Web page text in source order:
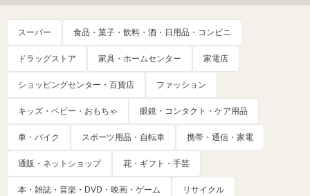
スーパー 食品・菓子・飲料・酒・日用品・コンビニ
ドラッグストア 家具・ホームセンター 家電店
ショッピングセンター・百貨店 ファッション
キッズ・ベビー・おもちゃ 眼鏡・コンタクト・ケア用品
車・バイク スポーツ用品・自転車 携帯・通信・家電
通販・ネットショップ 花・ギフト・手芸
本・雑誌・音楽・DVD・映画・ゲーム リサイクル